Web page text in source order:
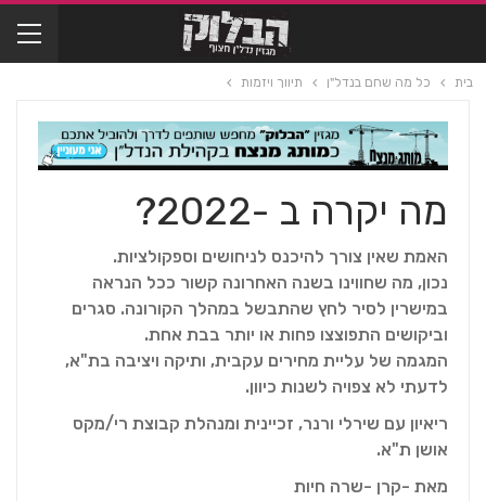
בית כל מה שחם בנדל"ן תיווך ויזמות
מה יקרה ב -2022?
האמת שאין צורך להיכנס לניחושים וספקולציות.
נכון, מה שחווינו בשנה האחרונה קשור ככל הנראה
במישרין לסיר לחץ שהתבשל במהלך הקורונה. סגרים
וביקושים התפוצצו פחות או יותר בבת אחת.
המגמה של עליית מחירים עקבית, ותיקה ויציבה בת"א,
לדעתי לא צפויה לשנות כיוון.
ריאיון עם שירלי ורנר, זכיינית ומנהלת קבוצת רי/מקס
אושן ת"א.
מאת -קרן -שרה חיות